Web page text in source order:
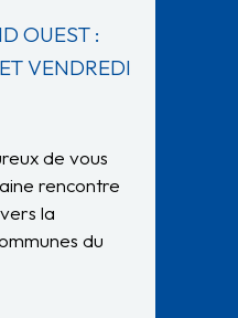
OUEST :
VENDREDI
de vous
rencontre
la
du